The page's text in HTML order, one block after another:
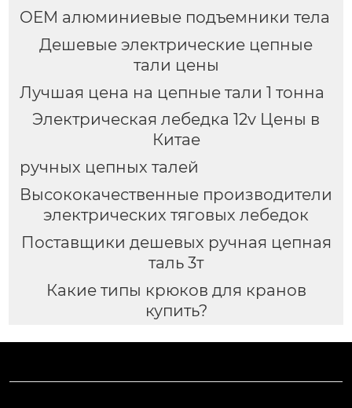
OEM алюминиевые подъемники тела
Дешевые электрические цепные
тали цены
Лучшая цена на цепные тали 1 тонна
Электрическая лебедка 12v Цены в
Китае
ручных цепных талей
Высококачественные производители
электрических тяговых лебедок
Поставщики дешевых ручная цепная
таль 3т
Какие типы крюков для кранов
купить?